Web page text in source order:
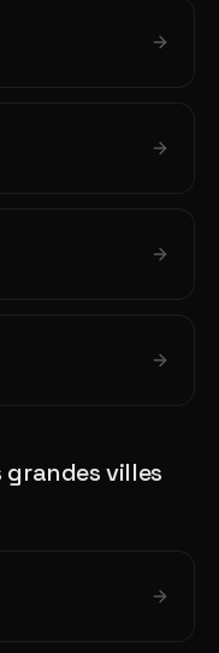
grandes villes